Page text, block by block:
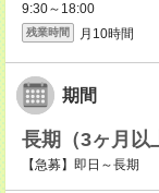
9:30～18:00
残業時間 月10時間
期間
長期（3ヶ月以
【急募】即日～長期